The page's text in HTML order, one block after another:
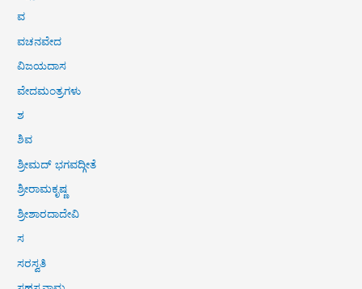
ವ
ವಚನವೇದ
ವಿಜಯದಾಸ
ವೇದಮಂತ್ರಗಳು
ಶ
ಶಿವ
ಶ್ರೀಮದ್ ಭಗವದ್ಗೀತೆ
ಶ್ರೀರಾಮಕೃಷ್ಣ
ಶ್ರೀಶಾರದಾದೇವಿ
ಸ
ಸರಸ್ವತಿ